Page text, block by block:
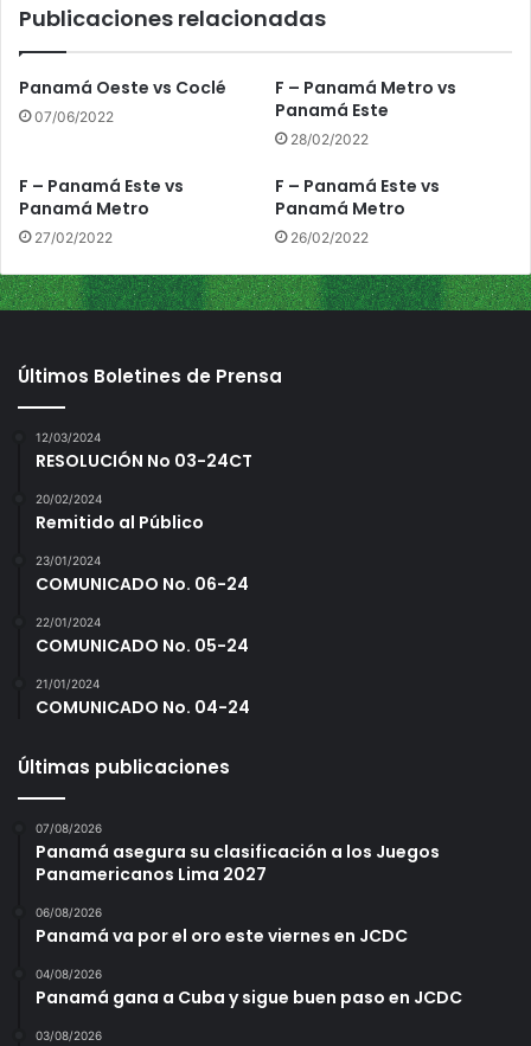
a
m
á
t
r
o
Publicaciones relacionadas
Panamá Oeste vs Coclé
07/06/2022
F – Panamá Metro vs
Panamá Este
28/02/2022
F – Panamá Este vs
Panamá Metro
27/02/2022
F – Panamá Este vs
Panamá Metro
26/02/2022
Últimos Boletines de Prensa
12/03/2024
RESOLUCIÓN No 03-24CT
20/02/2024
Remitido al Público
23/01/2024
COMUNICADO No. 06-24
22/01/2024
COMUNICADO No. 05-24
21/01/2024
COMUNICADO No. 04-24
Últimas publicaciones
07/08/2026
Panamá asegura su clasificación a los Juegos
Panamericanos Lima 2027
06/08/2026
Panamá va por el oro este viernes en JCDC
04/08/2026
Panamá gana a Cuba y sigue buen paso en JCDC
03/08/2026